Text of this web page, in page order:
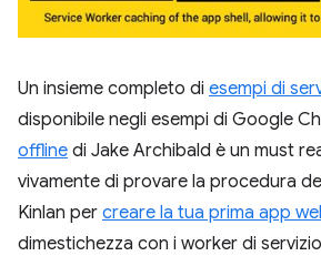
Un insieme completo di esempi di
disponibile negli esempi di Google
offline di Jake Archibald è un must
vivamente di provare la procedura
Kinlan per creare la tua prima app
dimestichezza con i worker di